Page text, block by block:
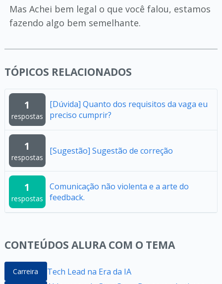
Mas Achei bem legal o que você falou, estamos
fazendo algo bem semelhante.
TÓPICOS RELACIONADOS
1
respostas
[Dúvida] Quanto dos requisitos da vaga eu
preciso cumprir?
1
respostas
[Sugestão] Sugestão de correção
1
respostas
Comunicação não violenta e a arte do
feedback.
CONTEÚDOS ALURA COM O TEMA
Carreira Tech Lead na Era da IA